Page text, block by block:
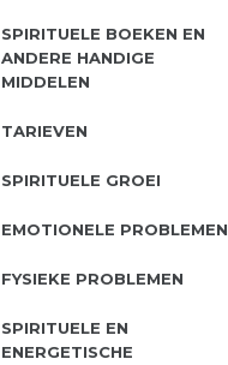
SPIRITUELE BOEKEN EN
ANDERE HANDIGE
MIDDELEN
TARIEVEN
SPIRITUELE GROEI
EMOTIONELE PROBLEMEN
FYSIEKE PROBLEMEN
SPIRITUELE EN
ENERGETISCHE